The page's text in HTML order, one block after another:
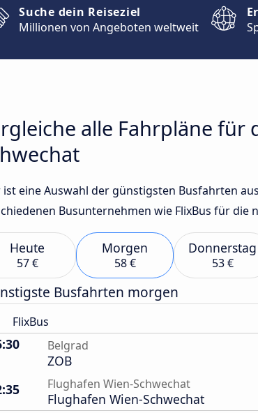
Suche dein Reiseziel
Millionen von Angeboten weltweit
alle Fahrpläne für
ist eine Auswahl der günstigsten Busfahrten
Busunternehmen wie FlixBus für die
Heute
57 €
Morgen
58 €
Donnerstag
53 €
Busfahrten morgen
FlixBus
Belgrad
ZOB
Flughafen Wien-Schwechat
Flughafen Wien-Schwechat